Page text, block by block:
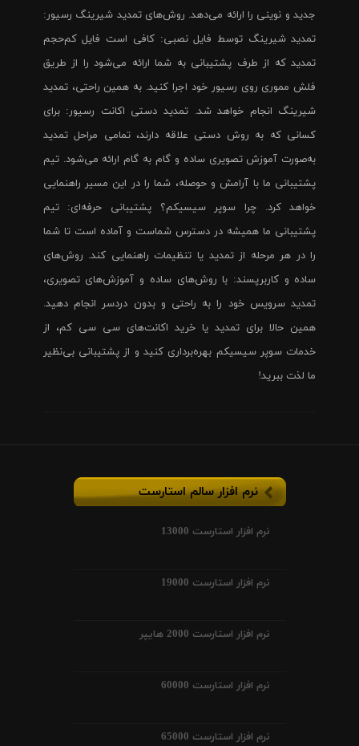
جدید و نوینی را ارائه می‌دهد. روش‌های تمدید شیرینگ رسیور:
تمدید شیرینگ توسط فایل نصبی: کافی است فایل کم‌حجم
تمدید که از طرف پشتیبانی به شما ارائه می‌شود را از طریق
فلش مموری روی رسیور خود اجرا کنید. به همین راحتی، تمدید
شیرینگ انجام خواهد شد. تمدید دستی اکانت رسیور: برای
کسانی که به روش دستی علاقه دارند، تمامی مراحل تمدید
به‌صورت آموزش تصویری ساده و گام به گام ارائه می‌شود. تیم
پشتیبانی ما با آرامش و حوصله، شما را در این مسیر راهنمایی
خواهد کرد. چرا سوپر سیسیکم؟ پشتیبانی حرفه‌ای: تیم
پشتیبانی ما همیشه در دسترس شماست و آماده است تا شما
را در هر مرحله از تمدید یا تنظیمات راهنمایی کند. روش‌های
ساده و کاربرپسند: با روش‌های ساده و آموزش‌های تصویری،
تمدید سرویس خود را به راحتی و بدون دردسر انجام دهید.
همین حالا برای تمدید یا خرید اکانت‌های سی سی کم، از
خدمات سوپر سیسیکم بهره‌برداری کنید و از پشتیبانی بی‌نظیر
ما لذت ببرید!
نرم افزار سالم استارست
نرم افزار استارست 13000
نرم افزار استارست 19000
نرم افزار استارست 2000 هایپر
نرم افزار استارست 60000
نرم افزار استارست 65000